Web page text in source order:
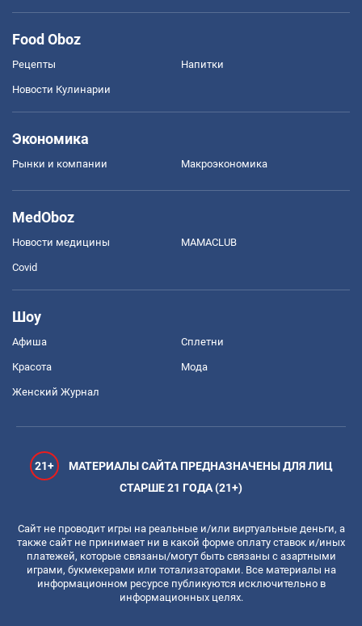
Food Oboz
Рецепты Напитки
Новости Кулинарии
Экономика
Рынки и компании Mакроэкономика
MedOboz
Новости медицины MAMACLUB
Covid
Шоу
Афиша Сплетни
Красота Мода
Женский Журнал
21+
МАТЕРИАЛЫ САЙТА ПРЕДНАЗНАЧЕНЫ ДЛЯ ЛИЦ
СТАРШЕ 21 ГОДА (21+)
Сайт не проводит игры на реальные и/или виртуальные деньги, а
также сайт не принимает ни в какой форме оплату ставок и/иных
платежей, которые связаны/могут быть связаны с азартными
играми, букмекерами или тотализаторами. Все материалы на
информационном ресурсе публикуются исключительно в
информационных целях.